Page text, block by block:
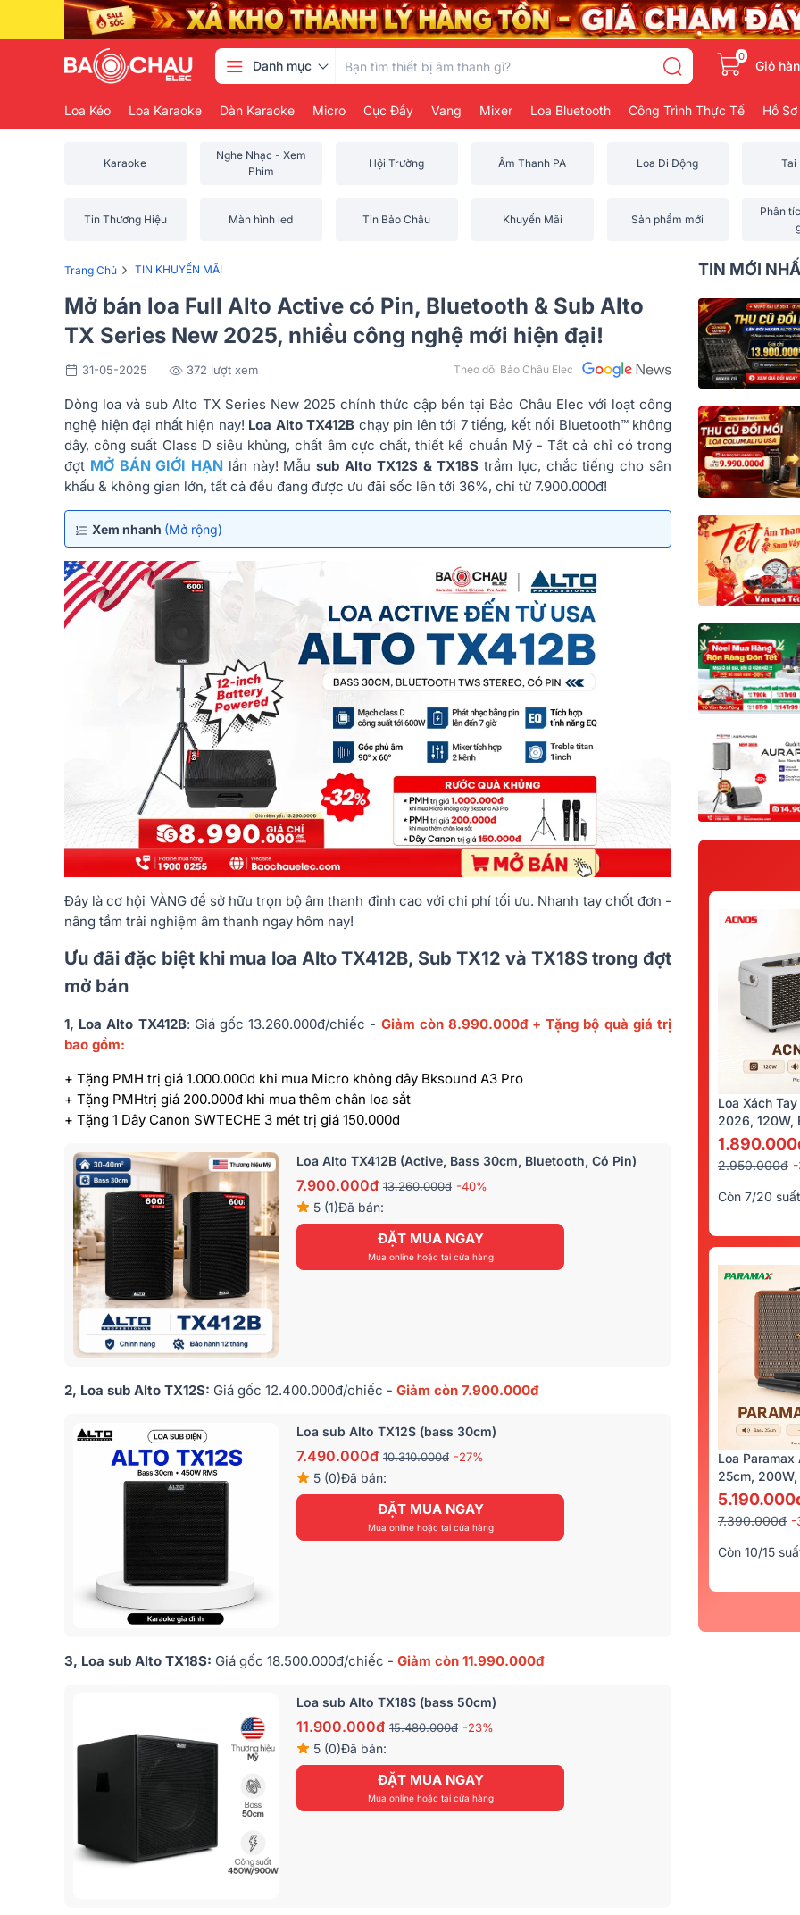
Danh mục
0
Giỏ
Loa Kéo Loa Karaoke Dàn Karaoke Micro Cục Đẩy Vang Mixer Loa Bluetooth Công Trình Thực Tế Hồ
Karaoke
Nghe Nhạc - Xem
Phim
Hội Trường Âm Thanh PA Loa Di Động Tai
Tin Thương Hiệu Màn hình led Tin Bảo Châu Khuyến Mãi Sản phẩm mới
Phân
Trang Chủ › TIN KHUYẾN MÃI
Mở bán loa Full Alto Active có Pin, Bluetooth & Sub Alto
TX Series New 2025, nhiều công nghệ mới hiện đại!
31-05-2025 372 lượt xem Theo dõi Bảo Châu Elec
Dòng loa và sub Alto TX Series New 2025 chính thức cập bến tại Bảo Châu Elec với loạt công
nghệ hiện đại nhất hiện nay! Loa Alto TX412B chạy pin lên tới 7 tiếng, kết nối Bluetooth™ không
dây, công suất Class D siêu khủng, chất âm cực chất, thiết kế chuẩn Mỹ - Tất cả chỉ có trong
đợt MỞ BÁN GIỚI HẠN lần này! Mẫusub Alto TX12S & TX18S trầm lực, chắc tiếng cho sân
khấu & không gian lớn, tất cả đều đang được ưu đãi sốc lên tới 36%, chỉ từ 7.900.000đ!
Xem nhanh (Mở rộng)
Đây là cơ hội VÀNG để sở hữu trọn bộ âm thanh đỉnh cao với chi phí tối ưu. Nhanh tay chốt đơn -
nâng tầm trải nghiệm âm thanh ngay hôm nay!
Ưu đãi đặc biệt khi mua loa Alto TX412B, Sub TX12 và TX18S trong đợt
mở bán
1, Loa Alto TX412B: Giá gốc13.260.000đ/chiếc - Giảm còn 8.990.000đ + Tặng bộ quà giá trị
bao gồm:
+ Tặng PMH trị giá 1.000.000đ khi mua Micro không dây Bksound A3 Pro
+ Tặng PMHtrị giá 200.000đ khi mua thêm chân loa sắt
+ Tặng 1 Dây Canon SWTECHE 3 mét trị giá 150.000đ
Loa Alto TX412B (Active, Bass 30cm, Bluetooth, Có Pin)
7.900.000đ 13.260.000đ -40%
5 (1)Đã bán:
ĐẶT MUA NGAY
Mua online hoặc tại cửa hàng
2, Loa sub Alto TX12S: Giá gốc 12.400.000đ/chiếc - Giảm còn 7.900.000đ
Loa sub Alto TX12S (bass 30cm)
7.490.000đ 10.310.000đ -27%
5 (0)Đã bán:
ĐẶT MUA NGAY
Mua online hoặc tại cửa hàng
3, Loa sub Alto TX18S: Giá gốc 18.500.000đ/chiếc - Giảm còn 11.990.000đ
Loa sub Alto TX18S (bass 50cm)
11.900.000đ 15.480.000đ -23%
5 (0)Đã bán:
ĐẶT MUA NGAY
Mua online hoặc tại cửa hàng
TIN MỚI
Loa Xách
2026, 120W,
Kèm 2 Tay
2.950.000đ
Còn 7/20 suất
Loa
25cm,
7.390.000đ -
Còn 10/15